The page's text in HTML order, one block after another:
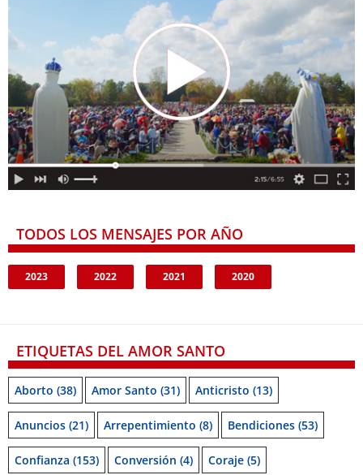
TODOS LOS MENSAJES POR AÑO
2023 2022 2021 2020
ETIQUETAS DEL AMOR SANTO
Aborto (38) Amor Santo (31) Anticristo (13)
Anuncios (21) Arrepentimiento (8) Bendiciones (53)
Confianza (153) Conversión (4) Coraje (5)